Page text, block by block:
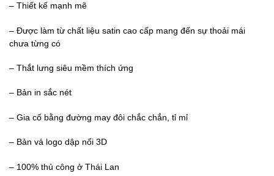
– Thiết kế mạnh mẽ
– Được làm từ chất liệu satin cao cấp mang đến sự thoải mái
chưa từng có
– Thắt lưng siêu mềm thích ứng
– Bản in sắc nét
– Gia cố bằng đường may đôi chắc chắn, tỉ mỉ
– Bản vá logo dập nổi 3D
– 100% thủ công ở Thái Lan